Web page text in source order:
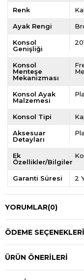
Renk
Ayak Rengi
Konsol
Genişliği
Konsol
Menteşe
Mekanizması
Konsol Ayak
Malzemesi
Konsol Tipi
Aksesuar
Detayları
Ek
Özellikler/Bilgiler
Garanti Süresi 2
YORUMLAR(0)
ÖDEME SEÇENEKLERI
ÜRÜN ÖNERILERI